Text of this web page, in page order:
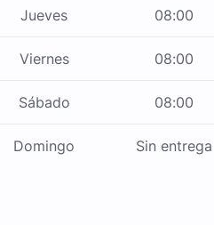
Jueves 08:00
Viernes 08:00
Sábado 08:00
Domingo Sin entrega